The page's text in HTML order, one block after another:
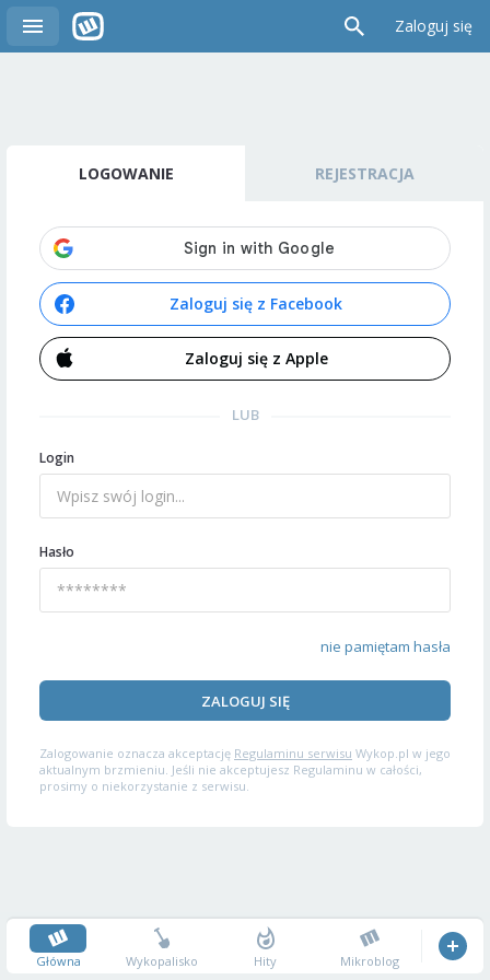
Zaloguj się
LOGOWANIE REJESTRACJA
Zaloguj się z Facebook
Zaloguj się z Apple
LUB
Login
Hasło
nie pamiętam hasła
ZALOGUJ SIĘ
Zalogowanie oznacza akceptację Regulaminu serwisu Wykop.pl w jego
aktualnym brzmieniu. Jeśli nie akceptujesz Regulaminu w całości,
prosimy o niekorzystanie z serwisu.
Główna Wykopalisko Hity Mikroblog